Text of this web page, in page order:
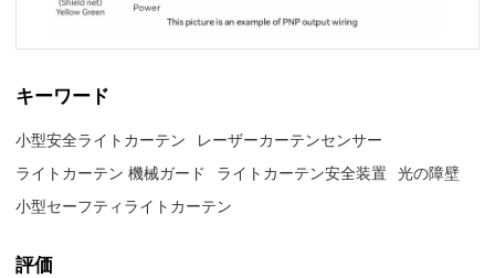
キーワード
小型安全ライトカーテン
レーザーカーテンセンサー
ライトカーテン 機械ガード
ライトカーテン安全装置 光の障壁
小型セーフティライトカーテン
評価